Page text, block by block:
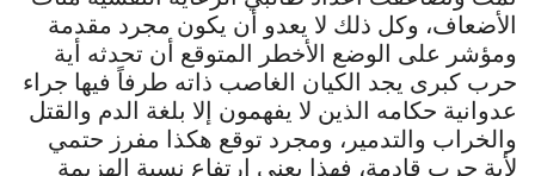
الأضعاف، وكل ذلك لا يعدو أن يكون مجرد مقدمة
ومؤشر على الوضع الأخطر المتوقع أن تحدثه أية
حرب كبرى يجد الكيان الغاصب ذاته طرفاً فيها جراء
عدوانية حكامه الذين لا يفهمون إلا بلغة الدم والقتل
والخراب والتدمير، ومجرد توقع هكذا مفرز حتمي
لأية حرب قادمة، فهذا يعني ارتفاع نسبة الهزيمة